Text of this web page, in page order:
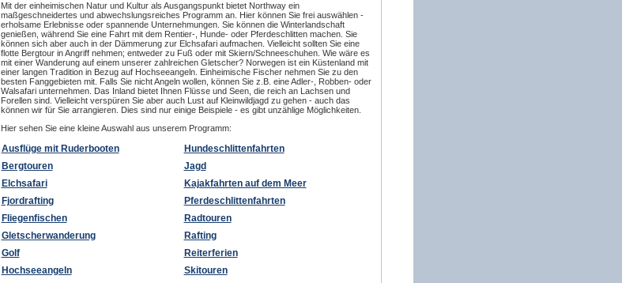
Mit der einheimischen Natur und Kultur als Ausgangspunkt bietet Northway ein
maßgeschneidertes und abwechslungsreiches Programm an. Hier können Sie frei auswählen -
erholsame Erlebnisse oder spannende Unternehmungen. Sie können die Winterlandschaft
genießen, während Sie eine Fahrt mit dem Rentier-, Hunde- oder Pferdeschlitten machen. Sie
können sich aber auch in der Dämmerung zur Elchsafari aufmachen. Vielleicht sollten Sie eine
flotte Bergtour in Angriff nehmen; entweder zu Fuß oder mit Skiern/Schneeschuhen. Wie wäre es
mit einer Wanderung auf einem unserer zahlreichen Gletscher? Norwegen ist ein Küstenland mit
einer langen Tradition in Bezug auf Hochseeangeln. Einheimische Fischer nehmen Sie zu den
besten Fanggebieten mit. Falls Sie nicht Angeln wollen, können Sie z.B. eine Adler-, Robben- oder
Walsafari unternehmen. Das Inland bietet Ihnen Flüsse und Seen, die reich an Lachsen und
Forellen sind. Vielleicht verspüren Sie aber auch Lust auf Kleinwildjagd zu gehen - auch das
können wir für Sie arrangieren. Dies sind nur einige Beispiele - es gibt unzählige Möglichkeiten.
Hier sehen Sie eine kleine Auswahl aus unserem Programm:
Ausflüge mit Ruderbooten
Hundeschlittenfahrten
Bergtouren
Jagd
Elchsafari
Kajakfahrten auf dem Meer
Fjordrafting
Pferdeschlittenfahrten
Fliegenfischen
Radtouren
Gletscherwanderung
Rafting
Golf
Reiterferien
Hochseeangeln
Skitouren